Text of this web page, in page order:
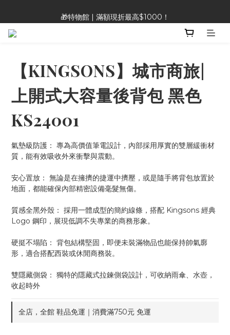
🎁特物館 | 滿額現折最高$1000！
🎁特物館 | 滿額現折最高$1000！
【KINGSONS】城市商旅|
上開式大容量後背包 黑色
KS24001
氣墊級防護： 專為高價值筆電設計，內部採用厚實的雙層緩衝材
質，能有效吸收外來衝擊與震動。
安心置放： 無論是在擁擠的捷運中擠壓，或是隨手將背包放置於
地面，都能確保內部精密設備毫髮無傷。
質感全黑外殼： 採用一體成型的簡約線條，搭配 Kingsons 經典
Logo 鋼印，展現低調不失專業的商務形象。
硬挺不塌陷： 背包結構堅固，即便未裝滿物品也能保持帥氣廓
形，適合搭配西裝或休閒商務裝。
雙隱藏側袋： 獨特的隱藏式拉鍊側袋設計，可收納雨傘、水壺，
收起時外
全店，全館 鞋品免運｜消費滿750元 免運